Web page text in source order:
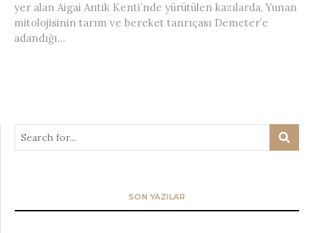
yer alan Aigai Antik Kenti’nde yürütülen kazılarda, Yunan
mitolojisinin tarım ve bereket tanrıçası Demeter’e
adandığı...
SON YAZILAR